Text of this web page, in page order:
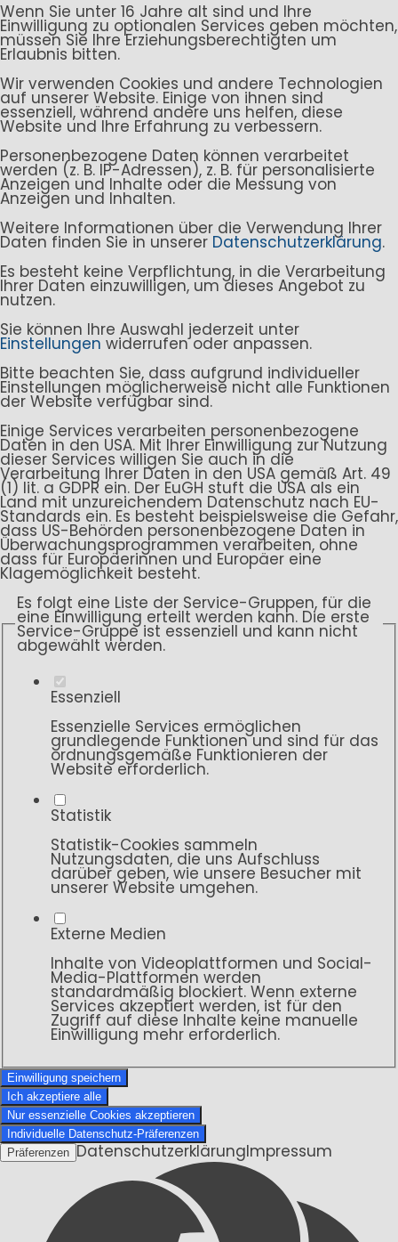
Wenn Sie unter 16 Jahre alt sind und Ihre
Einwilligung zu optionalen Services geben möchten,
müssen Sie Ihre Erziehungsberechtigten um
Erlaubnis bitten.
Wir verwenden Cookies und andere Technologien
auf unserer Website. Einige von ihnen sind
essenziell, während andere uns helfen, diese
Website und Ihre Erfahrung zu verbessern.
Personenbezogene Daten können verarbeitet
werden (z. B. IP-Adressen), z. B. für personalisierte
Anzeigen und Inhalte oder die Messung von
Anzeigen und Inhalten.
Weitere Informationen über die Verwendung Ihrer
Daten finden Sie in unserer Datenschutzerklärung.
Es besteht keine Verpflichtung, in die Verarbeitung
Ihrer Daten einzuwilligen, um dieses Angebot zu
nutzen.
Sie können Ihre Auswahl jederzeit unter
Einstellungen widerrufen oder anpassen.
Bitte beachten Sie, dass aufgrund individueller
Einstellungen möglicherweise nicht alle Funktionen
der Website verfügbar sind.
Einige Services verarbeiten personenbezogene
Daten in den USA. Mit Ihrer Einwilligung zur Nutzung
dieser Services willigen Sie auch in die
Verarbeitung Ihrer Daten in den USA gemäß Art. 49
(1) lit. a GDPR ein. Der EuGH stuft die USA als ein
Land mit unzureichendem Datenschutz nach EU-
Standards ein. Es besteht beispielsweise die Gefahr,
dass US-Behörden personenbezogene Daten in
Überwachungsprogrammen verarbeiten, ohne
dass für Europäerinnen und Europäer eine
Klagemöglichkeit besteht.
Es folgt eine Liste der Service-Gruppen, für die
eine Einwilligung erteilt werden kann. Die erste
Service-Gruppe ist essenziell und kann nicht
abgewählt werden.
Essenziell
Essenzielle Services ermöglichen
grundlegende Funktionen und sind für das
ordnungsgemäße Funktionieren der
Website erforderlich.
Statistik
Statistik-Cookies sammeln
Nutzungsdaten, die uns Aufschluss
darüber geben, wie unsere Besucher mit
unserer Website umgehen.
Externe Medien
Inhalte von Videoplattformen und Social-
Media-Plattformen werden
standardmäßig blockiert. Wenn externe
Services akzeptiert werden, ist für den
Zugriff auf diese Inhalte keine manuelle
Einwilligung mehr erforderlich.
Einwilligung speichern
Ich akzeptiere alle
Nur essenzielle Cookies akzeptieren
Individuelle Datenschutz-Präferenzen
Präferenzen DatenschutzerklärungImpressum